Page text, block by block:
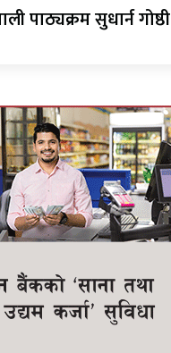
पाठ्यक्रम सुधार्न गोष्ठी